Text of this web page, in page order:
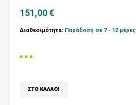
151,00 €
Διαθεσιμότητα: Παράδοση σε 7 - 12 μέρες